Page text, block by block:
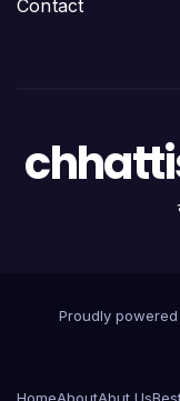
Contact
Proudly